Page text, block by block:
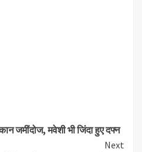
जमींदोज, मवेशी भी जिंदा हुए दफ्न
Next